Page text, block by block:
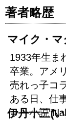
著者略歴
マイク・
1933年生ま
卒業。アメ
売れっ子コ
ある日、仕
ラー小説
伊丹十三(